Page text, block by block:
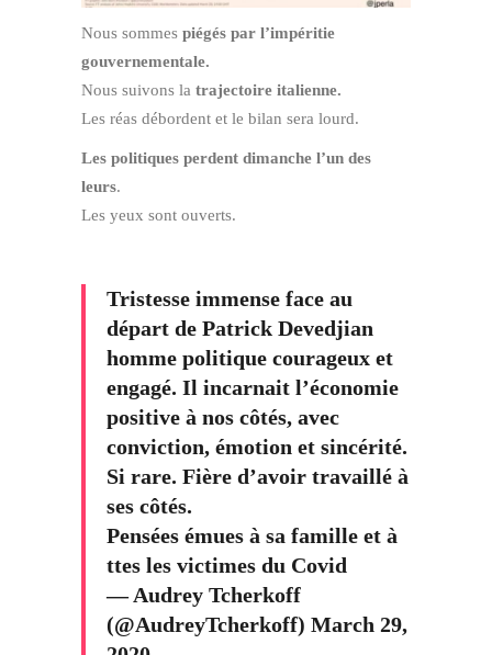
Nous sommes piégés par l’impéritie
gouvernementale.
Nous suivons la trajectoire italienne.
Les réas débordent et le bilan sera lourd.
Les politiques perdent dimanche l’un des
leurs.
Les yeux sont ouverts.
Tristesse immense face au
départ de Patrick Devedjian
homme politique courageux et
engagé. Il incarnait l’économie
positive à nos côtés, avec
conviction, émotion et sincérité.
Si rare. Fière d’avoir travaillé à
ses côtés.
Pensées émues à sa famille et à
ttes les victimes du Covid
— Audrey Tcherkoff
(@AudreyTcherkoff) March 29,